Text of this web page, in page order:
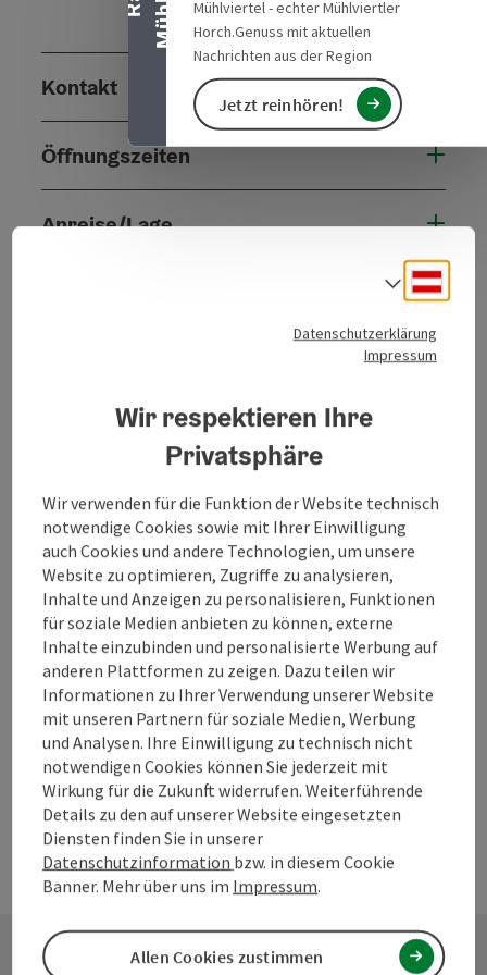
Mühlviertel - echter Mühlviertler
Horch.Genuss mit aktuellen
Nachrichten aus der Region
Jetzt reinhören!
Kontakt
Öffnungszeiten
Anreise/Lage
Mehr Entdecken
Beitrag merken
zum Merkzettel
PDF erstellen
Beitrag drucken
In der Nähe
powered byTOURDATA Änderung vorschlagen
Datenschutzerklärung
Impressum
Wir respektieren Ihre
Privatsphäre
Wir verwenden für die Funktion der Website technisch
notwendige Cookies sowie mit Ihrer Einwilligung
auch Cookies und andere Technologien, um unsere
Website zu optimieren, Zugriffe zu analysieren,
Inhalte und Anzeigen zu personalisieren, Funktionen
für soziale Medien anbieten zu können, externe
Inhalte einzubinden und personalisierte Werbung auf
anderen Plattformen zu zeigen. Dazu teilen wir
Informationen zu Ihrer Verwendung unserer Website
mit unseren Partnern für soziale Medien, Werbung
und Analysen. Ihre Einwilligung zu technisch nicht
notwendigen Cookies können Sie jederzeit mit
Wirkung für die Zukunft widerrufen. Weiterführende
Details zu den auf unserer Website eingesetzten
Diensten finden Sie in unserer
Datenschutzinformation bzw. in diesem Cookie
Banner. Mehr über uns im Impressum.
Allen Cookies zustimmen